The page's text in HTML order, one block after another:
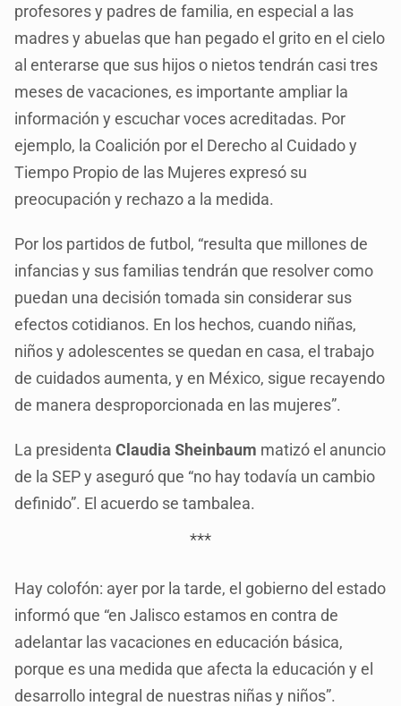
profesores y padres de familia, en especial a las
madres y abuelas que han pegado el grito en el cielo
al enterarse que sus hijos o nietos tendrán casi tres
meses de vacaciones, es importante ampliar la
información y escuchar voces acreditadas. Por
ejemplo, la Coalición por el Derecho al Cuidado y
Tiempo Propio de las Mujeres expresó su
preocupación y rechazo a la medida.
Por los partidos de futbol, “resulta que millones de
infancias y sus familias tendrán que resolver como
puedan una decisión tomada sin considerar sus
efectos cotidianos. En los hechos, cuando niñas,
niños y adolescentes se quedan en casa, el trabajo
de cuidados aumenta, y en México, sigue recayendo
de manera desproporcionada en las mujeres”.
La presidentaClaudia Sheinbaum matizó el anuncio
de la SEP y aseguró que “no hay todavía un cambio
definido”. El acuerdo se tambalea.
***
Hay colofón: ayer por la tarde, el gobierno del estado
informó que “en Jalisco estamos en contra de
adelantar las vacaciones en educación básica,
porque es una medida que afecta la educación y el
desarrollo integral de nuestras niñas y niños”.